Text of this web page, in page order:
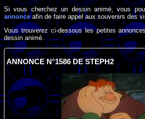
Si vous cherchez un dessin animé, vous
annonceafin de faire appel aux souvenirs des
Vous trouverez ci-dessous les petites
dessin animé.
ANNONCE N°1586 DE STEPH2